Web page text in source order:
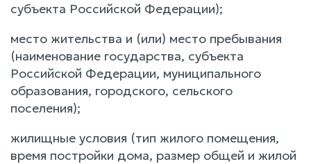
субъекта Российской Федерации);
место жительства и (или) место пребывания
(наименование государства, субъекта
Российской Федерации, муниципального
образования, городского, сельского
поселения);
жилищные условия (тип жилого помещения,
время постройки дома, размер общей и жилой